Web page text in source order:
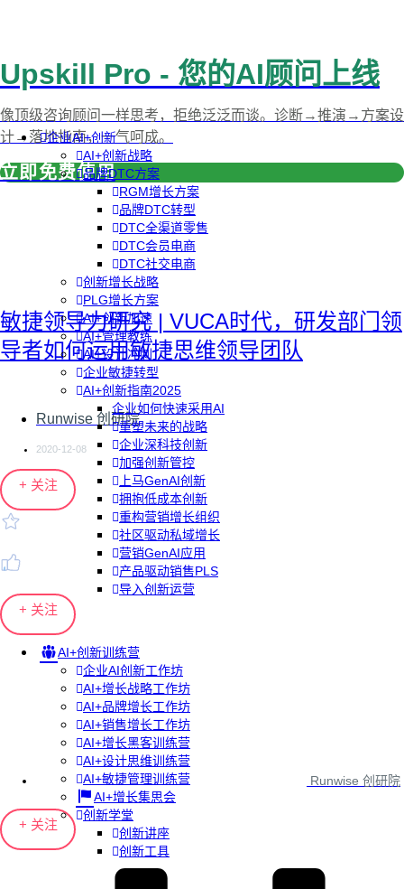
企业AI+创新
AI+创新战略
品牌DTC方案
RGM增长方案
品牌DTC转型
DTC全渠道零售
DTC会员电商
DTC社交电商
创新增长战略
PLG增长方案
AI+创新加速
AI+管理教练
AI+设计冲刺
企业敏捷转型
AI+创新指南2025
企业如何快速采用AI
重塑未来的战略
企业深科技创新
加强创新管控
上马GenAI创新
拥抱低成本创新
重构营销增长组织
社区驱动私域增长
营销GenAI应用
产品驱动销售PLS
导入创新运营
AI+创新训练营
企业AI创新工作坊
AI+增长战略工作坊
AI+品牌增长工作坊
AI+销售增长工作坊
AI+增长黑客训练营
AI+设计思维训练营
AI+敏捷管理训练营
AI+增长集思会
创新学堂
创新讲座
创新工具
Upskill Pro - 您的AI顾问上线
像顶级咨询顾问一样思考，拒绝泛泛而谈。诊断→推演→方案设
计→落地指南，一气呵成。
立即免费使用
敏捷领导力研究 | VUCA时代，研发部门领
导者如何运用敏捷思维领导团队
Runwise 创研院
2020-12-08
+ 关注
+ 关注
Runwise 创研院
+ 关注